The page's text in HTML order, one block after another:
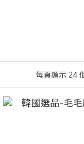
每頁顯示 24